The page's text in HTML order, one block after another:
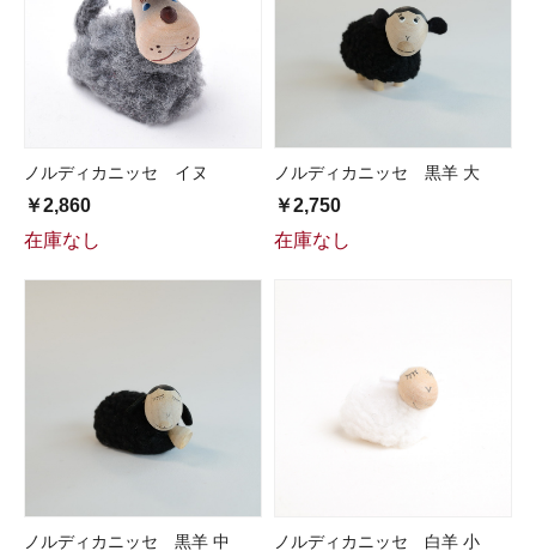
ノルディカニッセ イヌ
￥2,860
在庫なし
ノルディカニッセ 黒羊 大
￥2,750
在庫なし
ノルディカニッセ 黒羊 中 ノルディカニッセ 白羊 小